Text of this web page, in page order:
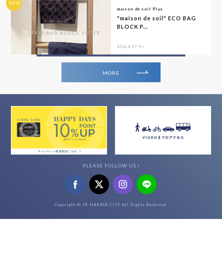
NEW
maison de soil Plus
"maison de soil" ECO BAG
BLOCK P...
2026.8.07 Fri
MORE
PLEASE FOLLOW US !
Copyright © JR HAKATA CITY All Rights Reserved.